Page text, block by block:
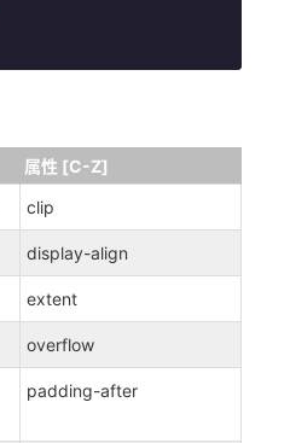
属性 [C-Z]
clip
display-align
extent
overflow
padding-after